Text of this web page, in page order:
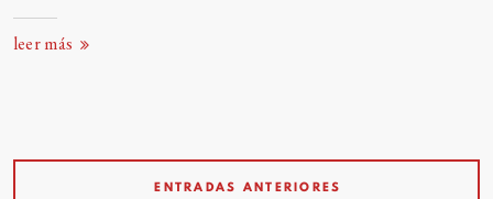
leer más
ENTRADAS ANTERIORES